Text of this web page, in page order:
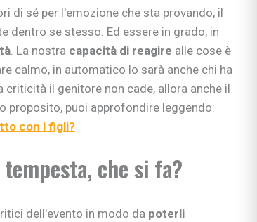
di sé per l'emozione che sta provando, il
dentro se stesso. Ed essere in grado, in
. La nostra capacità di reagire alle cose è
calmo, in automatico lo sarà anche chi ha
criticità il genitore non cade, allora anche il
proposito, puoi approfondire leggendo:
con i figli?
che si fa?
dell'evento in modo da poterli